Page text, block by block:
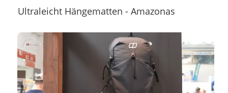
Ultraleicht Hängematten - Amazonas